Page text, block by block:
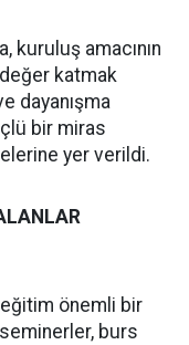
kuruluş amacının
katmak
dayanışma
bir miras
yer verildi.
eğitim önemli bir
burs